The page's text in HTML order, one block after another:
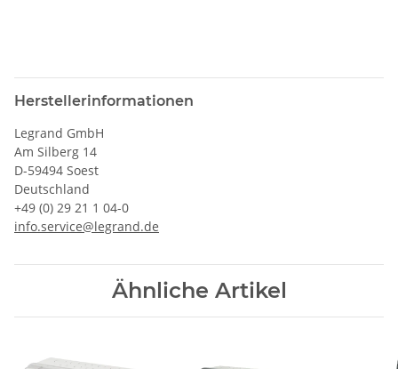
Herstellerinformationen
Legrand GmbH
Am Silberg 14
D-59494 Soest
Deutschland
+49 (0) 29 21 1 04-0
info.service@legrand.de
Ähnliche Artikel